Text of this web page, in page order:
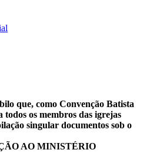
que, como Convenção Batista
todos os membros das igrejas
singular documentos sob o
AO MINISTÉRIO